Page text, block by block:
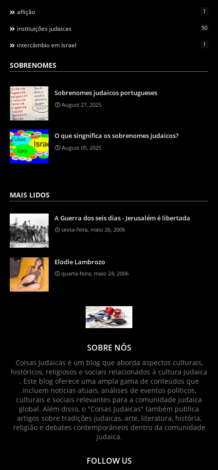
aflição 1
instituições judaicas 50
intercâmbio em Israel 1
SOBRENOMES
Sobrenomes judaicos portugueses
August 27, 2025
O que singnifica os sobrenomes judaicos?
August 05, 2025
MAIS LIDOS
A Guerra dos seis dias - Jerusalém é libertada
sexta-feira, maio 26, 2006
Elodie Lambrozo
quarta-feira, maio 24, 2006
SOBRE NÓS
Coisas Judaicas é um blog que aborda aspectos culturais,
históricos, religiosos e sociais relacionados à cultura judaica
. Este blog oferece uma ampla gama de conteúdos que
incluem notícias atuais, análises de eventos políticos,
culturais e sociais relevantes para a comunidade judaica
global. Além disso, o "Coisas Judaicas" também publica
artigos sobre tradições judaicas, arte, literatura, história,
religião e debates contemporâneos dentro da comunidade
judaica.
FOLLOW US